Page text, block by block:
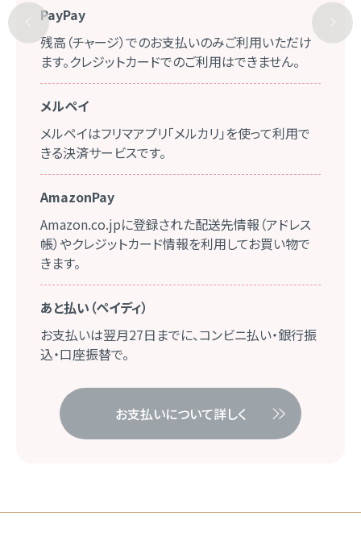
PayPay
残高（チャージ）でのお支払いのみご利用いただけ
ます。クレジットカードでのご利用はできません。
メルペイ
メルペイはフリマアプリ「メルカリ」を使って利用で
きる決済サービスです。
AmazonPay
Amazon.co.jpに登録された配送先情報（アドレス
帳）やクレジットカード情報を利用してお買い物で
きます。
あと払い（ペイディ）
お支払いは翌月27日までに、コンビニ払い・銀行振
込・口座振替で。
お支払いについて詳しく